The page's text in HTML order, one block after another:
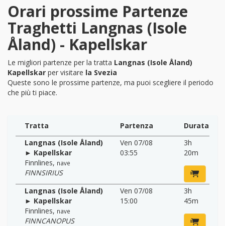
Orari prossime Partenze
Traghetti Langnas (Isole
Åland) - Kapellskar
Le migliori partenze per la tratta Langnas (Isole Åland)
Kapellskar per visitare la Svezia
Queste sono le prossime partenze, ma puoi scegliere il periodo
che più ti piace.
Tratta Partenza
Durata
Langnas (Isole Åland)
► Kapellskar
Finnlines, nave
FINNSIRIUS
Ven 07/08
03:55
3h
20m
Langnas (Isole Åland)
► Kapellskar
Finnlines, nave
FINNCANOPUS
Ven 07/08
15:00
3h
45m